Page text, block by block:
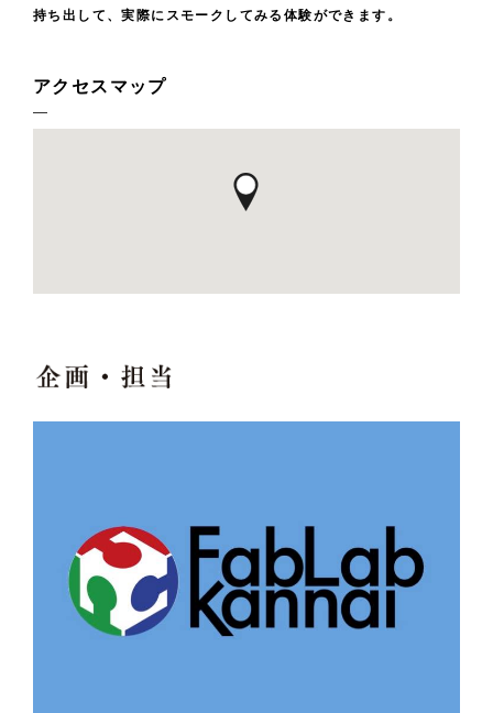
持ち出して、実際にスモークしてみる体験ができます。
アクセスマップ